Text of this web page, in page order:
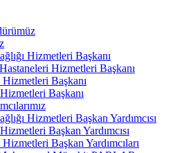
Hizmetleri Başkanı
Hizmetleri Başkanı
Başkanı
Başkanı
Hizmetleri Başkan Yardımcısı
Başkan Yardımcısı
Başkan Yardımcıları